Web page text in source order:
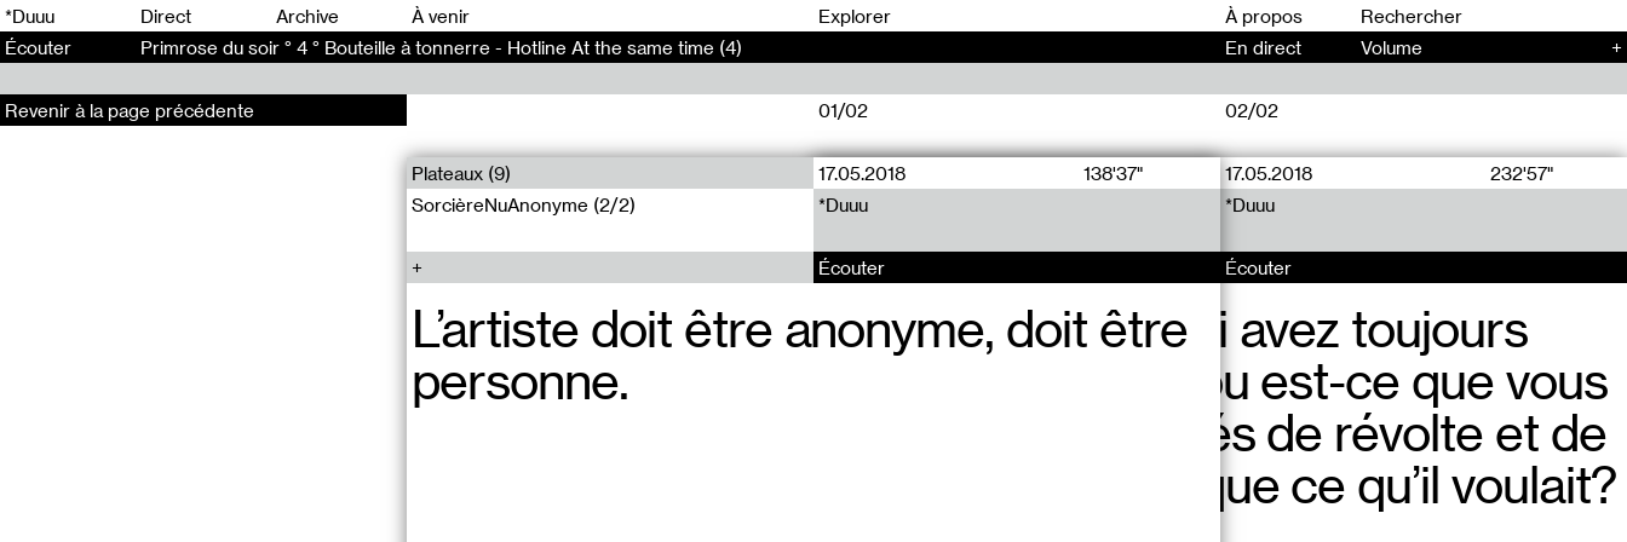
*Duuu Direct Archive À venir Explorer
À propos
Écouter
Primrose du soir ° 4 ° Bouteille à tonnerre - Hotline At the same time (4) En direct Volume +
01/02
Plateaux (9) 17.05.2018
138'37"
SorcièreNuAnonyme (2/2)
*Duuu
Écouter
L’artiste doit être anonyme, doit être
personne.
02/02
Plateaux (8) 17.05.2018
232'57"
SorcièreNuAnonyme (1/2)
*Duuu
Écouter
Est-ce que vous lui avez toujours
obéi strictement, ou est-ce que vous
avez eu des véléités de révolte et de
faire autre chose que ce qu’il voulait?
Revenir à la page précédente
00 00